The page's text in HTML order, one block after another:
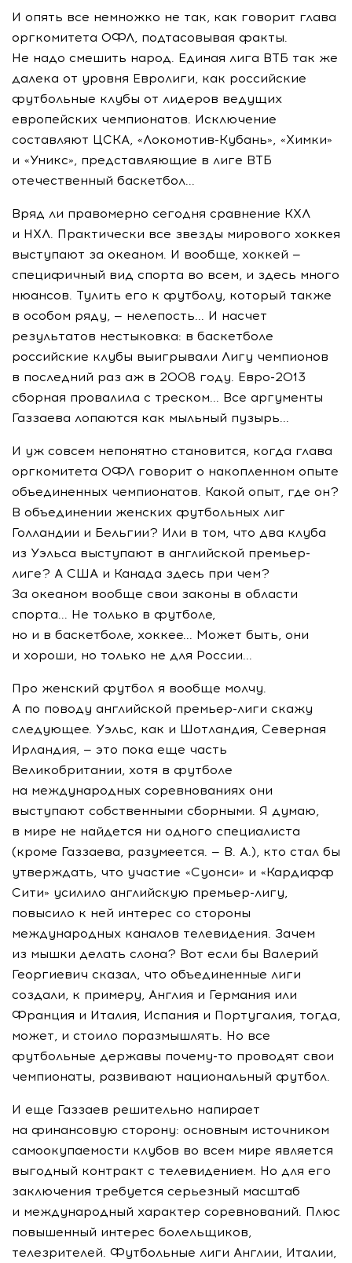
И опять все немножко не так, как говорит глава
оргкомитета ОФЛ, подтасовывая факты.
Не надо смешить народ. Единая лига ВТБ так же
далека от уровня Евролиги, как российские
футбольные клубы от лидеров ведущих
европейских чемпионатов. Исключение
составляют ЦСКА, «Локомотив-Кубань», «Химки»
и «Уникс», представляющие в лиге ВТБ
отечественный баскетбол...
Вряд ли правомерно сегодня сравнение КХЛ
и НХЛ. Практически все звезды мирового хоккея
выступают за океаном. И вообще, хоккей —
специфичный вид спорта во всем, и здесь много
нюансов. Тулить его к футболу, который также
в особом ряду, — нелепость... И насчет
результатов нестыковка: в баскетболе
российские клубы выигрывали Лигу чемпионов
в последний раз аж в 2008 году. Евро-2013
сборная провалила с треском... Все аргументы
Газзаева лопаются как мыльный пузырь...
И уж совсем непонятно становится, когда глава
оргкомитета ОФЛ говорит о накопленном опыте
объединенных чемпионатов. Какой опыт, где он?
В объединении женских футбольных лиг
Голландии и Бельгии? Или в том, что два клуба
из Уэльса выступают в английской премьер-
лиге? А США и Канада здесь при чем?
За океаном вообще свои законы в области
спорта... Не только в футболе,
но и в баскетболе, хоккее... Может быть, они
и хороши, но только не для России...
Про женский футбол я вообще молчу.
А по поводу английской премьер-лиги скажу
следующее. Уэльс, как и Шотландия, Северная
Ирландия, — это пока еще часть
Великобритании, хотя в футболе
на международных соревнованиях они
выступают собственными сборными. Я думаю,
в мире не найдется ни одного специалиста
(кроме Газзаева, разумеется. — В. А.), кто стал бы
утверждать, что участие «Суонси» и «Кардифф
Сити» усилило английскую премьер-лигу,
повысило к ней интерес со стороны
международных каналов телевидения. Зачем
из мышки делать слона? Вот если бы Валерий
Георгиевич сказал, что объединенные лиги
создали, к примеру, Англия и Германия или
Франция и Италия, Испания и Португалия, тогда,
может, и стоило поразмышлять. Но все
футбольные державы почему-то проводят свои
чемпионаты, развивают национальный футбол.
И еще Газзаев решительно напирает
на финансовую сторону: основным источником
самоокупаемости клубов во всем мире является
выгодный контракт с телевидением. Но для его
заключения требуется серьезный масштаб
и международный характер соревнований. Плюс
повышенный интерес болельщиков,
телезрителей. Футбольные лиги Англии, Италии,